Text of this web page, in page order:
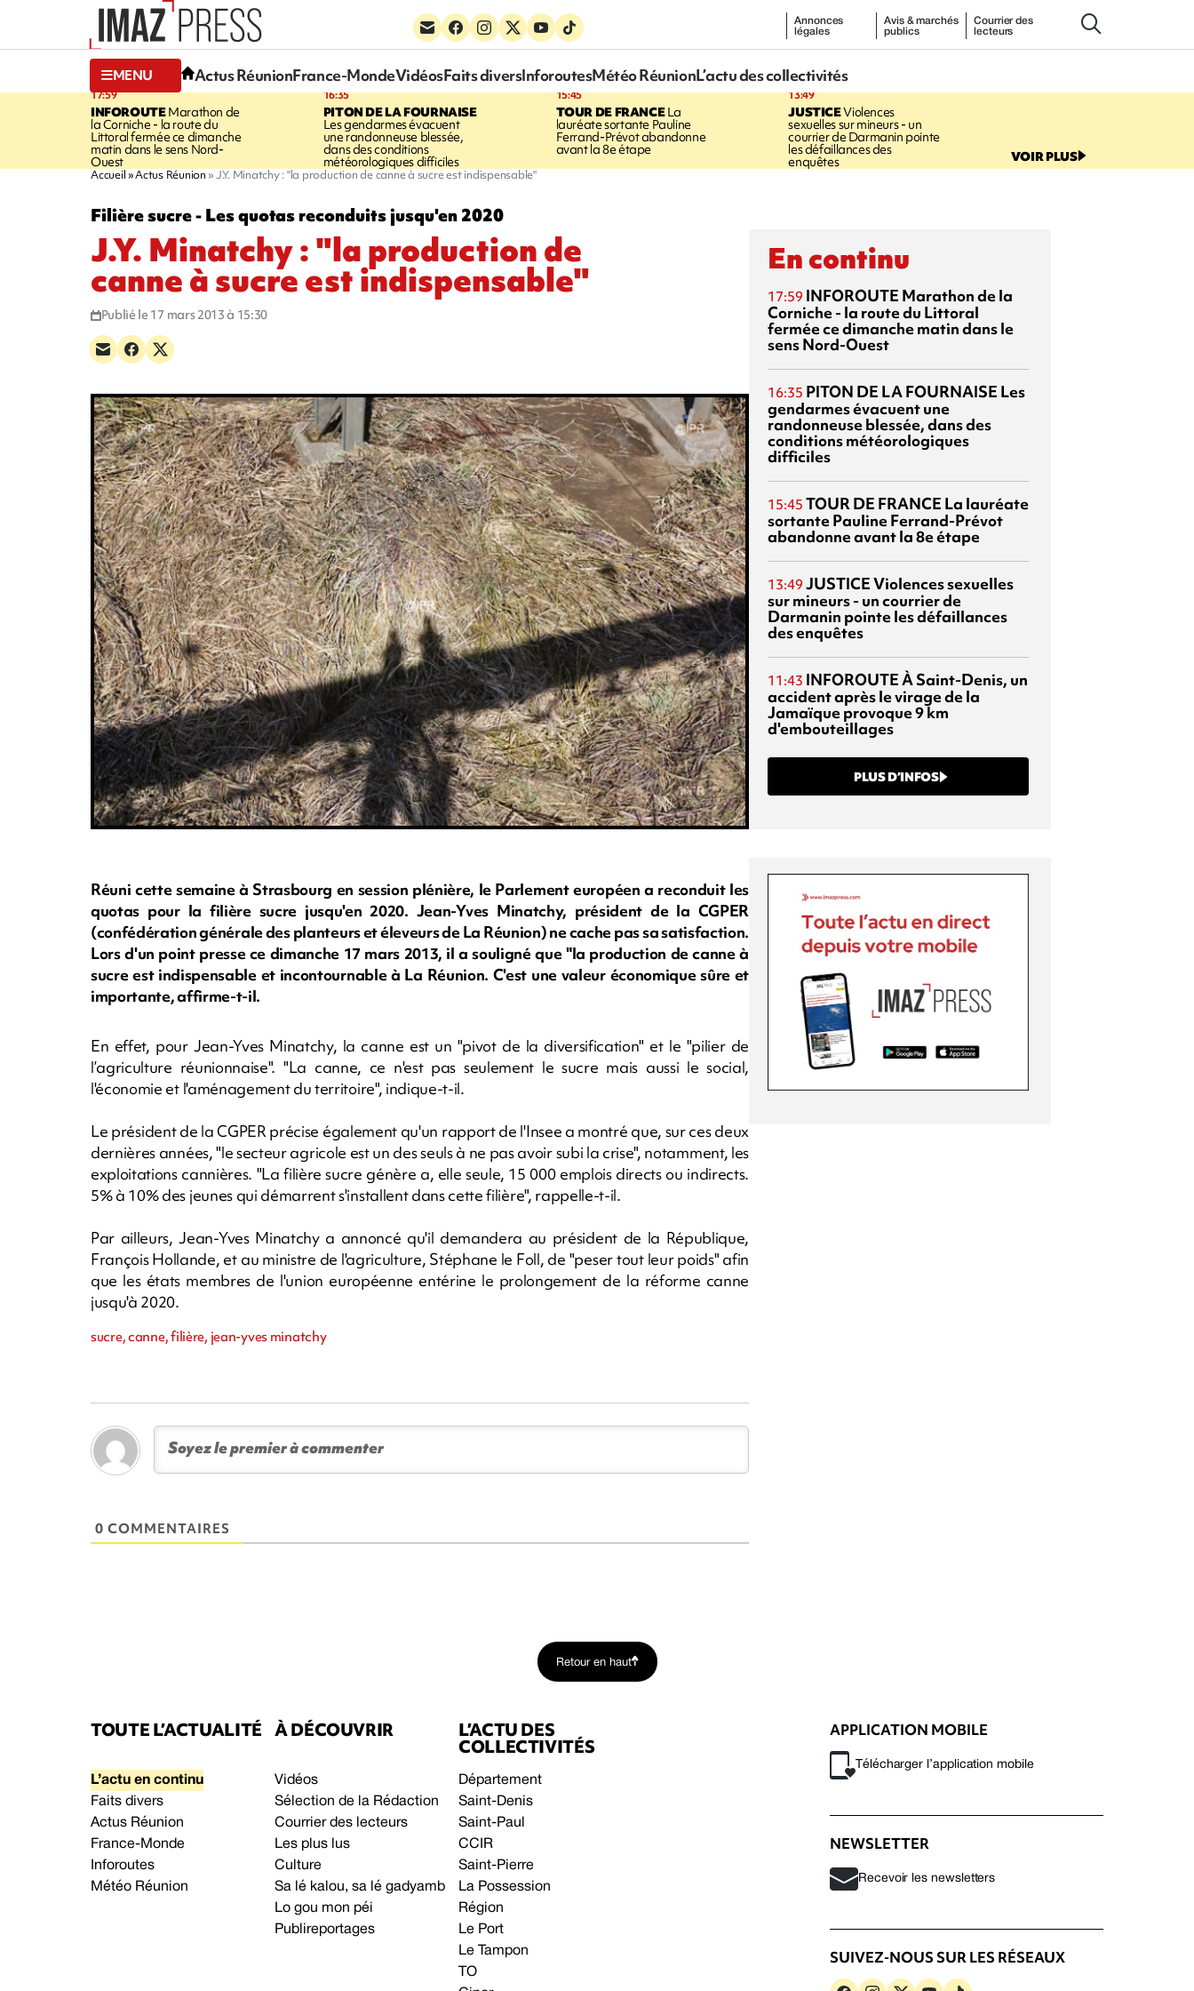
Annonces
légales
Avis & marchés
publics
Courrier des
lecteurs
MENU Actus RéunionFrance-MondeVidéosFaits diversInforoutesMétéo RéunionL’actu des collectivités
17:59
INFOROUTEMarathon de
la Corniche - la route du
Littoral fermée ce dimanche
matin dans le sens Nord-
Ouest
16:35
PITON DE LA FOURNAISE
Les gendarmes évacuent
une randonneuse blessée,
dans des conditions
météorologiques difficiles
15:45
TOUR DE FRANCELa
lauréate sortante Pauline
Ferrand-Prévot abandonne
avant la 8e étape
13:49
JUSTICEViolences
sexuelles sur mineurs - un
courrier de Darmanin pointe
les défaillances des
enquêtes VOIR PLUS
Accueil Actus Réunion J.Y. Minatchy : "la production de canne à sucre est indispensable"
Filière sucre - Les quotas reconduits jusqu'en 2020
J.Y. Minatchy : "la production de
canne à sucre est indispensable"
Publié le 17 mars 2013 à 15:30
Réuni cette semaine à Strasbourg en session plénière, le Parlement européen a reconduit les
quotas pour la filière sucre jusqu'en 2020. Jean-Yves Minatchy, président de la CGPER
(confédération générale des planteurs et éleveurs de La Réunion) ne cache pas sa satisfaction.
Lors d'un point presse ce dimanche 17 mars 2013, il a souligné que "la production de canne à
sucre est indispensable et incontournable à La Réunion. C'est une valeur économique sûre et
importante, affirme-t-il.
En effet, pour Jean-Yves Minatchy, la canne est un "pivot de la diversification" et le "pilier de
l’agriculture réunionnaise". "La canne, ce n'est pas seulement le sucre mais aussi le social,
l'économie et l'aménagement du territoire", indique-t-il.
Le président de la CGPER précise également qu'un rapport de l'Insee a montré que, sur ces deux
dernières années, "le secteur agricole est un des seuls à ne pas avoir subi la crise", notamment, les
exploitations cannières. "La filière sucre génère a, elle seule, 15 000 emplois directs ou indirects.
5% à 10% des jeunes qui démarrent s'installent dans cette filière", rappelle-t-il.
Par ailleurs, Jean-Yves Minatchy a annoncé qu'il demandera au président de la République,
François Hollande, et au ministre de l'agriculture, Stéphane le Foll, de "peser tout leur poids" afin
que les états membres de l'union européenne entérine le prolongement de la réforme canne
jusqu'à 2020.
sucre, canne, filière, jean-yves minatchy
0 COMMENTAIRES
En continu
17:59 INFOROUTE Marathon de la
Corniche - la route du Littoral
fermée ce dimanche matin dans le
sens Nord-Ouest
16:35 PITON DE LA FOURNAISE Les
gendarmes évacuent une
randonneuse blessée, dans des
conditions météorologiques
difficiles
15:45 TOUR DE FRANCE La lauréate
sortante Pauline Ferrand-Prévot
abandonne avant la 8e étape
13:49 JUSTICEViolences sexuelles
sur mineurs - un courrier de
Darmanin pointe les défaillances
des enquêtes
11:43 INFOROUTEÀ Saint-Denis, un
accident après le virage de la
Jamaïque provoque 9 km
d'embouteillages
PLUS D’INFOS
Retour en haut
TOUTE L’ACTUALITÉ
L’actu en continu
Faits divers
Actus Réunion
France-Monde
Inforoutes
Météo Réunion
À DÉCOUVRIR
Vidéos
Sélection de la Rédaction
Courrier des lecteurs
Les plus lus
Culture
Sa lé kalou, sa lé gadyamb
Lo gou mon péi
Publireportages
L’ACTU DES
COLLECTIVITÉS
Département
Saint-Denis
Saint-Paul
CCIR
Saint-Pierre
La Possession
Région
Le Port
Le Tampon
TO
APPLICATION MOBILE
Télécharger l’application mobile
NEWSLETTER
Recevoir les newsletters
SUIVEZ-NOUS SUR LES RÉSEAUX